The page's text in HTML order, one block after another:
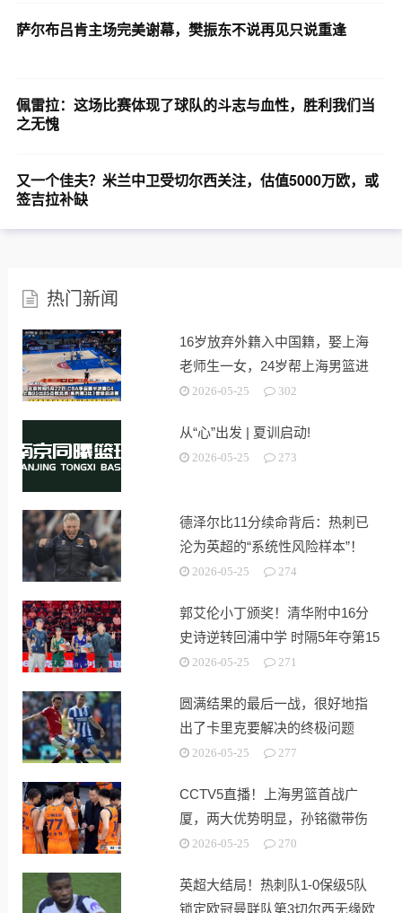
萨尔布吕肯主场完美谢幕，樊振东不说再见只说重逢
佩雷拉：这场比赛体现了球队的斗志与血性，胜利我们当
之无愧
又一个佳夫？米兰中卫受切尔西关注，估值5000万欧，或
签吉拉补缺
热门新闻
16岁放弃外籍入中国籍，娶上海
老师生一女，24岁帮上海男篮进
决赛
2026-05-25 302
从“心”出发 | 夏训启动!
2026-05-25 273
德泽尔比11分续命背后：热刺已
沦为英超的“系统性风险样本”！
2026-05-25 274
郭艾伦小丁颁奖！清华附中16分
史诗逆转回浦中学 时隔5年夺第15
冠2026-05-25 271
圆满结果的最后一战，很好地指
出了卡里克要解决的终极问题
2026-05-25 277
CCTV5直播！上海男篮首战广
厦，两大优势明显，孙铭徽带伤
出战！
2026-05-25 270
英超大结局！热刺队1-0保级5队
锁定欧冠曼联队第3切尔西无缘欧